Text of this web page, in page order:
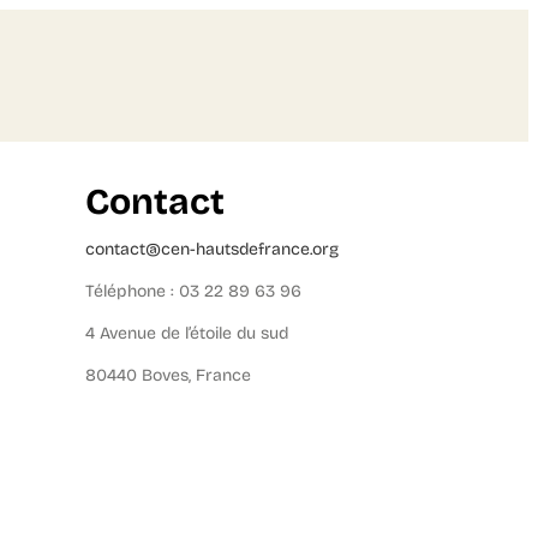
Contact
contact@cen-hautsdefrance.org
Téléphone : 03 22 89 63 96
4 Avenue de l’étoile du sud
80440 Boves, France